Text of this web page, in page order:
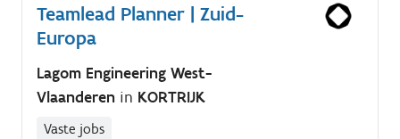
Teamlead Planner | Zuid-
Europa
Lagom Engineering West-
Vlaanderen in KORTRIJK
Vaste jobs